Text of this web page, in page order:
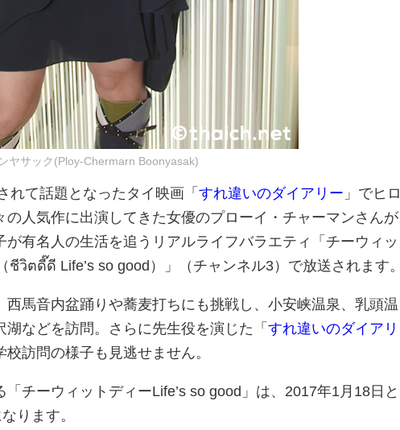
ヤサック(Ploy-Chermarn Boonyasak)
れて話題となったタイ映画「 すれ違いのダイアリー 」でヒロ
の人気作に出演してきた女優のプローイ・チャーマンさんが
が有名人の生活を追うリアルライフバラエティ「チーウィッ
ชีวิตดี๊ดี Life’s so good）」（チャンネル3）で放送されます。
西馬音内盆踊りや蕎麦打ちにも挑戦し、小安峡温泉、乳頭温
などを訪問。さらに先生役を演じた「 すれ違いのダイアリ
校訪問の様子も見逃せません。
チーウィットディーLife’s so good」は、2017年1月18日と
ります。